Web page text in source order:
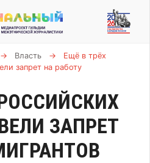
→ Власть →
Ещё в трёх
запрет на работу
ЗАПРЕТ